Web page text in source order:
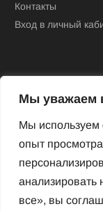
Мы уважаем
Мы
опыт
все», вы
Контакты
Вход в личный
Новый
Архив номеров
Impressum